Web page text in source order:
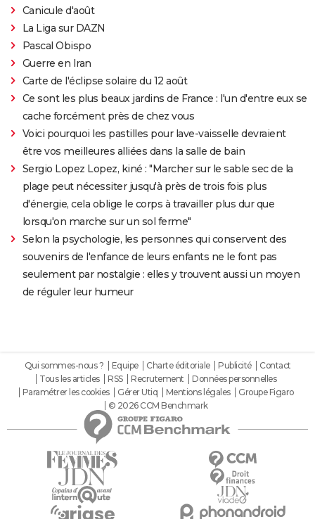
Canicule d'août
La Liga sur DAZN
Pascal Obispo
Guerre en Iran
Carte de l'éclipse solaire du 12 août
Ce sont les plus beaux jardins de France : l'un d'entre eux se
cache forcément près de chez vous
Voici pourquoi les pastilles pour lave-vaisselle devraient
être vos meilleures alliées dans la salle de bain
Sergio Lopez Lopez, kiné : "Marcher sur le sable sec de la
plage peut nécessiter jusqu'à près de trois fois plus
d'énergie, cela oblige le corps à travailler plus dur que
lorsqu'on marche sur un sol ferme"
Selon la psychologie, les personnes qui conservent des
souvenirs de l'enfance de leurs enfants ne le font pas
seulement par nostalgie : elles y trouvent aussi un moyen
de réguler leur humeur
Qui sommes-nous ? Equipe Charte éditoriale Publicité
Contact
Tous les articles
RSS Recrutement
Données personnelles
Paramétrer les cookies
Gérer Utiq Mentions légales
Groupe Figaro
© 2026 CCM Benchmark